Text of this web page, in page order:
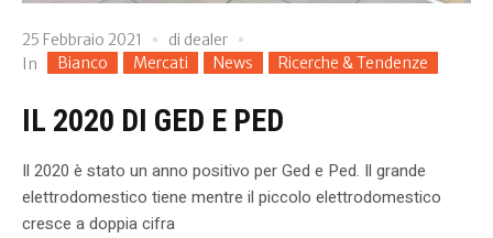
25 Febbraio 2021 di dealer
In
Bianco Mercati News Ricerche & Tendenze
IL 2020 DI GED E PED
Il 2020 è stato un anno positivo per Ged e Ped. Il grande
elettrodomestico tiene mentre il piccolo elettrodomestico
cresce a doppia cifra